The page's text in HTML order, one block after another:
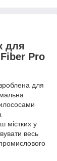
для
Pro
для
містких у
весь